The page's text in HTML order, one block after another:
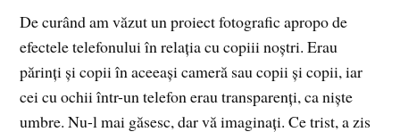
De curând am văzut un proiect fotografic apropo de
efectele telefonului în relația cu copiii noștri. Erau
părinți și copii în aceeași cameră sau copii și copii, iar
cei cu ochii într-un telefon erau transparenți, ca niște
umbre. Nu-l mai găsesc, dar vă imaginați. Ce trist, a zis